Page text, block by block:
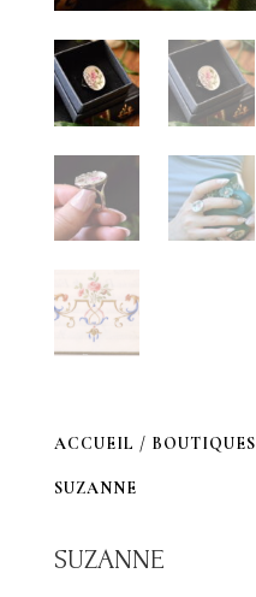
ACCUEIL / BOUTIQUES
SUZANNE
SUZANNE